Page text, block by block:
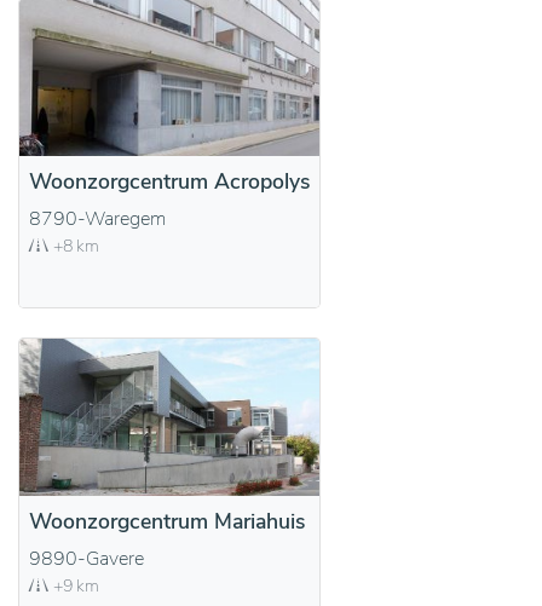
Woonzorgcentrum Acropolys
8790-Waregem
+8 km
Woonzorgcentrum Mariahuis
9890-Gavere
+9 km